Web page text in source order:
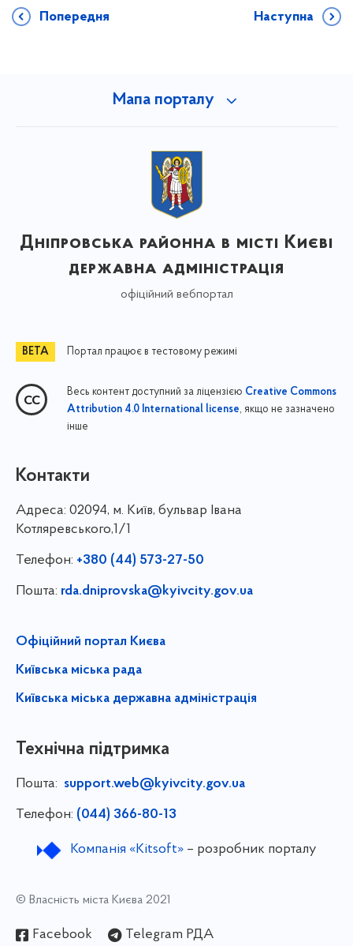
Попередня Наступна
Мапа порталу
Дніпровська районна в місті Києві
державна адміністрація
офіційний вебпортал
Портал працює в тестовому режимі
Весь контент доступний за ліцензією Creative Commons
Attribution 4.0 International license, якщо не зазначено
інше
Контакти
Адреса: 02094, м. Київ, бульвар Івана
Котляревського,1/1
Телефон: +380 (44) 573-27-50
Пошта: rda.dniprovska@kyivcity.gov.ua
Офіційний портал Києва
Київська міська рада
Київська міська державна адміністрація
Технічна підтримка
Пошта: support.web@kyivcity.gov.ua
Телефон: (044) 366-80-13
Компанія «Kitsoft»– розробник порталу
© Власність міста Києва 2021
Facebook Telegram РДА